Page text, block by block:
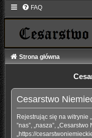
FAQ
Strona główna
Cesarstwo
Rejestrując się na witrynie
”nas”, „nasza”, „Cesarstwo
„https://